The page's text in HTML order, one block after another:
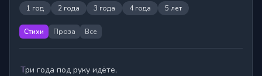
1 год 2 года 3 года 4 года 5 лет
Стихи Проза Все
Три года под руку идёте,